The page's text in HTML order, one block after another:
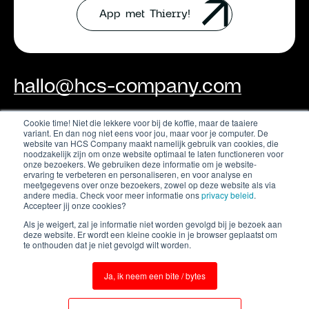
Cookie time! Niet die lekkere voor bij de koffie, maar de taaiere
variant. En dan nog niet eens voor jou, maar voor je computer. De
website van HCS Company maakt namelijk gebruik van cookies, die
noodzakelijk zijn om onze website optimaal te laten functioneren voor
onze bezoekers. We gebruiken deze informatie om je website-
ervaring te verbeteren en personaliseren, en voor analyse en
meetgegevens over onze bezoekers, zowel op deze website als via
andere media. Check voor meer informatie onsprivacy beleid.
Accepteer jij onze cookies?
Als je weigert, zal je informatie niet worden gevolgd bij je bezoek aan
deze website. Er wordt een kleine cookie in je browser geplaatst om
te onthouden dat je niet gevolgd wilt worden.
Ja, ik neem een bite / bytes
hallo@hcs-company.com
HCS Company
Anthony Fokkerweg 61
1059 CP Amsterdam
Instagram
LinkedIn
YouTube
App met Thierry!